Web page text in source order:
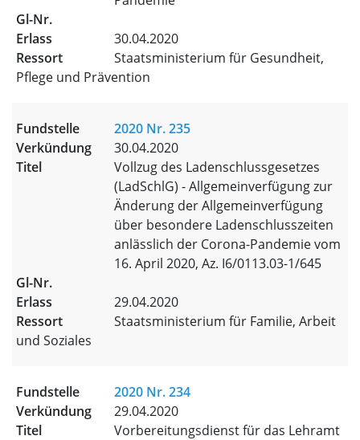
30.04.2020
Staatsministerium für Gesundheit,
Pflege und Prävention
2020 Nr. 235
30.04.2020
Vollzug des Ladenschlussgesetzes
(LadSchlG) - Allgemeinverfügung zur
Änderung der Allgemeinverfügung
über besondere Ladenschlusszeiten
anlässlich der Corona-Pandemie vom
16. April 2020, Az. I6/0113.03-1/645
29.04.2020
Staatsministerium für Familie, Arbeit
und Soziales
2020 Nr. 234
29.04.2020
Vorbereitungsdienst für das Lehramt